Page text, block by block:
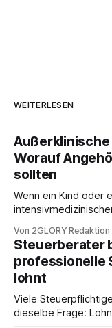
WEITERLESEN
Worauf
sollten
Wenn ein Kind oder
angewiesen ist,
Frage: Muss die
oder ist ein Leben
Intensivpflege bietet
Von 2GLORY Redaktion
Steuerberater
professionelle
lohnt
Viele
dieselbe Frage: